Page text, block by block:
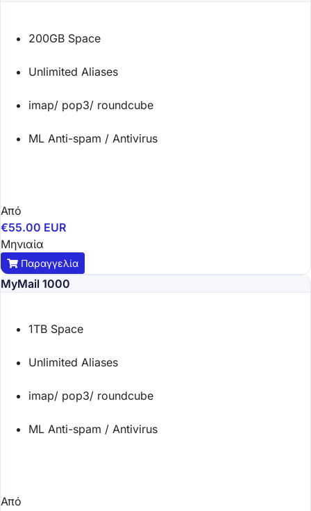
200GB Space
Unlimited Aliases
imap/ pop3/ roundcube
ML Anti-spam / Antivirus
Από
€55.00 EUR
Μηνιαία
Παραγγελία
MyMail 1000
1TB Space
Unlimited Aliases
imap/ pop3/ roundcube
ML Anti-spam / Antivirus
Από